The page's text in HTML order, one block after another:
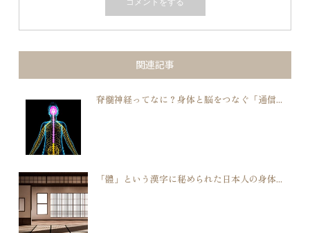
関連記事
脊髄神経ってなに？身体と脳をつなぐ「通信...
「體」という漢字に秘められた日本人の身体...